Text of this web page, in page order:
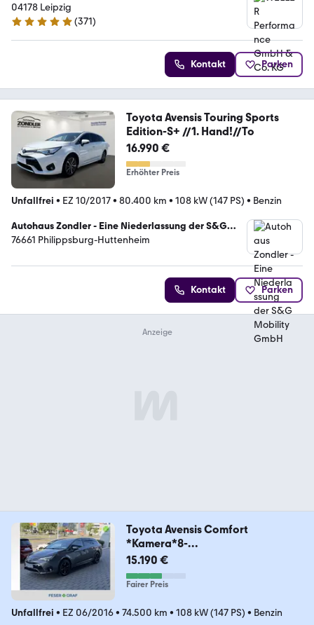
04178 Leipzig
4.8 Sterne
(371)
Kontakt Parken
Toyota Avensis Touring Sports
Edition-S+ //1. Hand!//To
16.990 €
Erhöhter Preis
Unfallfrei • EZ 10/2017• 80.400 km • 108 kW (147 PS) • Benzin
Autohaus Zondler - Eine Niederlassung der S&G
Mobility GmbH
76661 Philippsburg-Huttenheim
Kontakt Parken
Toyota Avensis Comfort
*Kamera*8-
fach*Tempomat*Klima*
15.190 €
Fairer Preis
Unfallfrei • EZ 06/2016• 74.500 km • 108 kW (147 PS) • Benzin